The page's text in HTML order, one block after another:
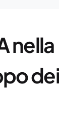
nella
dei